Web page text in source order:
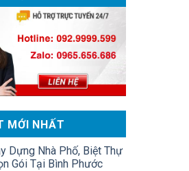
MỚI NHẤT
Dựng Nhà Phố, Biệt Thự
Gói Tại Bình Phước